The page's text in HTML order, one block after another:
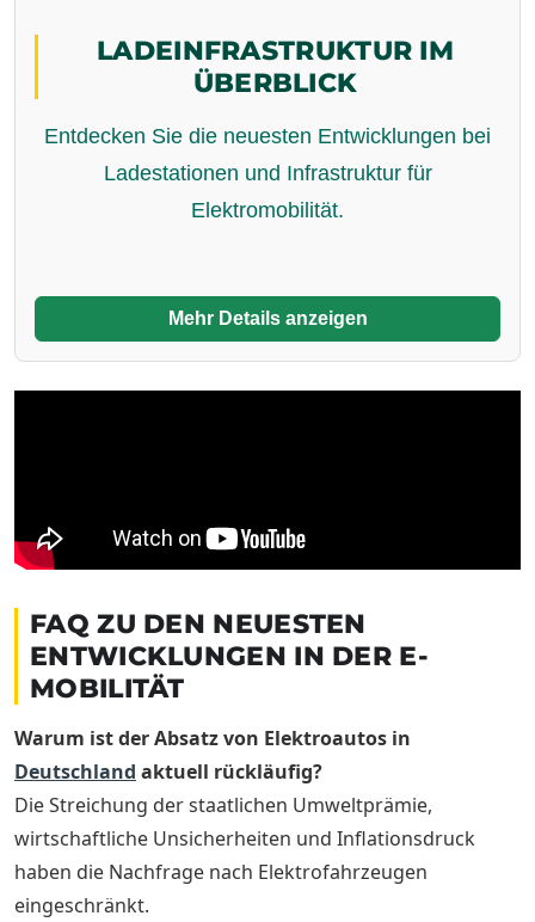
LADEINFRASTRUKTUR IM
ÜBERBLICK
Entdecken Sie die neuesten Entwicklungen bei
Ladestationen und Infrastruktur für
Elektromobilität.
Mehr Details anzeigen
FAQ ZU DEN NEUESTEN
ENTWICKLUNGEN IN DER E-
MOBILITÄT
Warum ist der Absatz von Elektroautos in
Deutschland aktuell rückläufig?
Die Streichung der staatlichen Umweltprämie,
wirtschaftliche Unsicherheiten und Inflationsdruck
haben die Nachfrage nach Elektrofahrzeugen
eingeschränkt.